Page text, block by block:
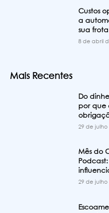
Custos
a
sua frota
8 de abril
Mais Recentes
Do
por que
29 de julho
Mês do
29 de julho